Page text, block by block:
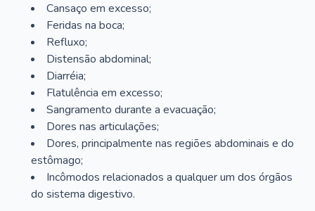
Cansaço em excesso;
Feridas na boca;
Refluxo;
Distensão abdominal;
Diarréia;
Flatulência em excesso;
Sangramento durante a evacuação;
Dores nas articulações;
Dores, principalmente nas regiões abdominais e do
estômago;
Incômodos relacionados a qualquer um dos órgãos
do sistema digestivo.